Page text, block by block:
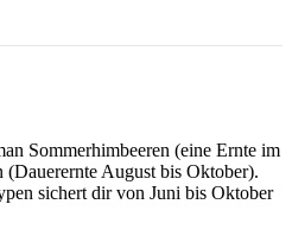
Sommerhimbeeren (eine Ernte im
August bis Oktober).
sichert dir von Juni bis Oktober